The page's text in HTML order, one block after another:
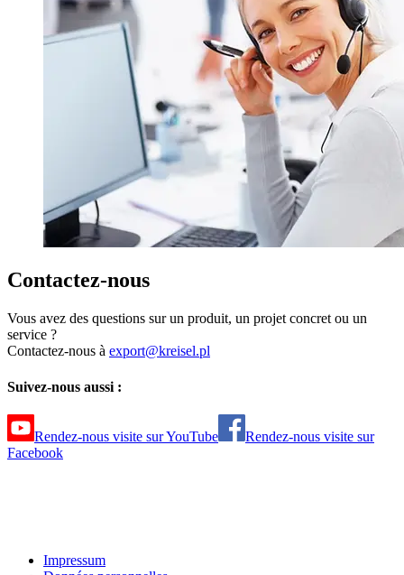
Contactez-nous
Vous avez des questions sur un produit, un projet concret ou un
service ?
Contactez-nous à export@kreisel.pl
Suivez-nous aussi :
Rendez-nous visite sur YouTube
Rendez-nous visite sur
Facebook
Impressum